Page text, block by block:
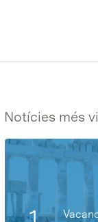
Notícies més